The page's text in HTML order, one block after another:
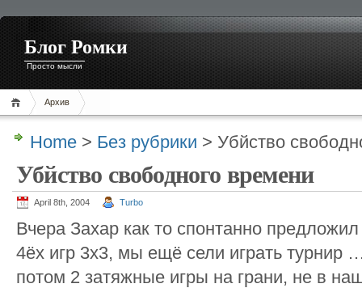
Блог Ромки
Просто мысли
Архив
Home > Без рубрики > Убйство
Убйство свободного времени
April 8th, 2004 Turbo
Вчера Захар как то спонтанно
4ёх игр 3х3, мы ещё сели играть турнир
потом 2 затяжные игры на грани, не в